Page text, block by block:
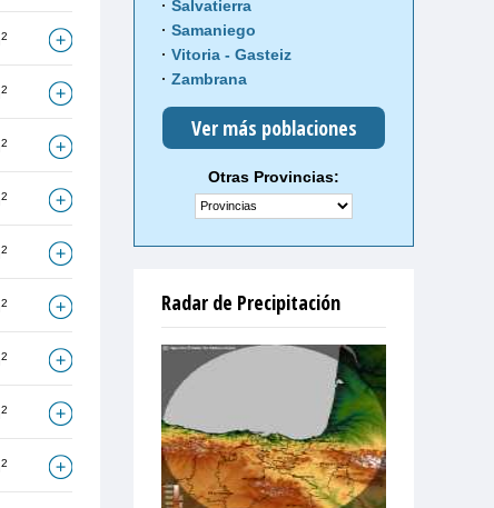
2
2
2
2
2
2
2
2
2
Salvatierra
Samaniego
Vitoria - Gasteiz
Zambrana
Ver más poblaciones
Otras Provincias:
Radar de Precipitación